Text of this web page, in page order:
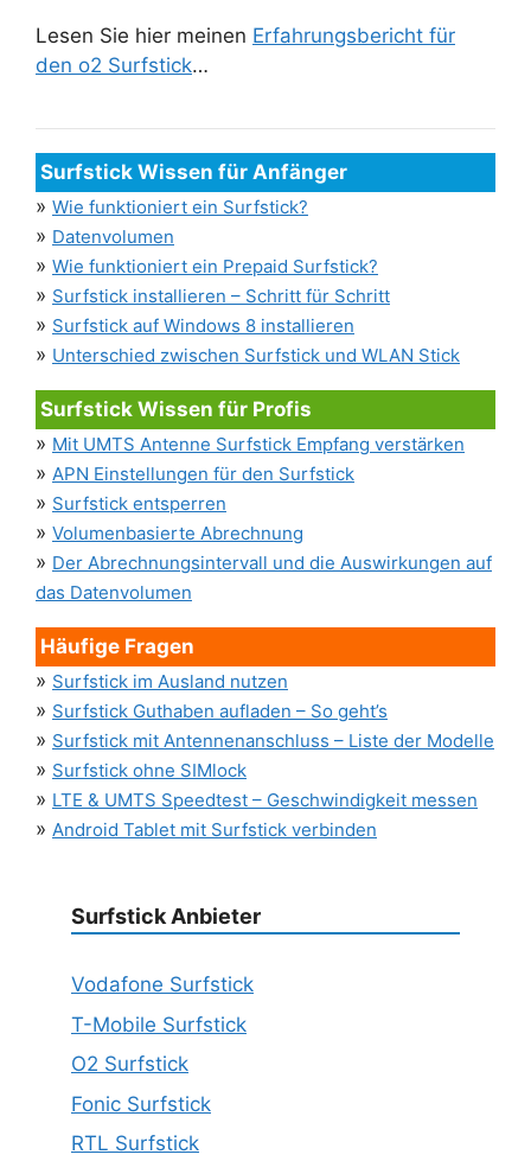
Lesen Sie hier meinen Erfahrungsbericht für
den o2 Surfstick…
Surfstick Wissen für Anfänger
» Wie funktioniert ein Surfstick?
» Datenvolumen
» Wie funktioniert ein Prepaid Surfstick?
» Surfstick installieren – Schritt für Schritt
» Surfstick auf Windows 8 installieren
» Unterschied zwischen Surfstick und WLAN Stick
Surfstick Wissen für Profis
» Mit UMTS Antenne Surfstick Empfang verstärken
» APN Einstellungen für den Surfstick
» Surfstick entsperren
» Volumenbasierte Abrechnung
» Der Abrechnungsintervall und die Auswirkungen auf
das Datenvolumen
Häufige Fragen
» Surfstick im Ausland nutzen
» Surfstick Guthaben aufladen – So geht’s
» Surfstick mit Antennenanschluss – Liste der Modelle
» Surfstick ohne SIMlock
» LTE & UMTS Speedtest – Geschwindigkeit messen
» Android Tablet mit Surfstick verbinden
Surfstick Anbieter
Vodafone Surfstick
T-Mobile Surfstick
O2 Surfstick
Fonic Surfstick
RTL Surfstick